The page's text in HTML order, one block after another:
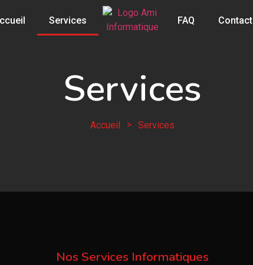
Services FAQ Contact
Services
Accueil > Services
Nos Services Informatiques